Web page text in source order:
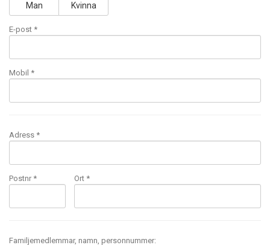
Man Kvinna
E-post *
Mobil *
Adress *
Postnr * Ort *
Familjemedlemmar, namn, personnummer: